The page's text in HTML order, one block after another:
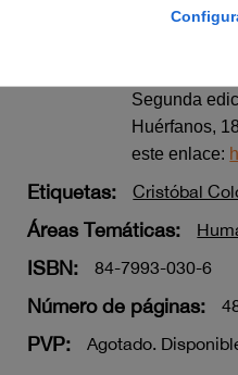
Edición
Segunda
Huérfanos,
este enlace:
Etiquetas: Cristóbal
Áreas Temáticas:
ISBN: 84-7993-030-6
Número de páginas:
PVP: Agotado.